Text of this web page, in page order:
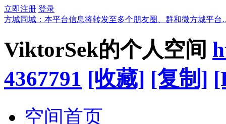
立即注册 登录
方城同城：本平台信息将转发至多个朋友圈、群和微方城平
ViktorSek的个人空间
4367791 [收藏] [复制]
空间首页